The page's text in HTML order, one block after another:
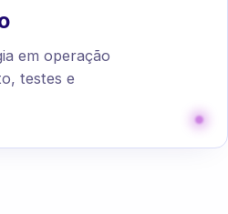
em operação
testes e